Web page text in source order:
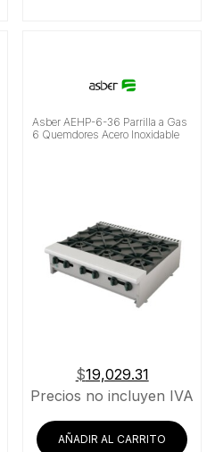
Asber AEHP-6-36 Parrilla a Gas
6 Quemdores Acero Inoxidable
$19,029.31
Precios no incluyen IVA
AÑADIR AL CARRITO